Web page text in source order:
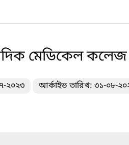
মেডিকেল কলেজ
২০২৩ আর্কাইভ তারিখ: ৩১-০৮-